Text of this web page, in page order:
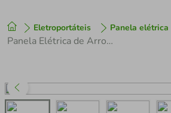
Eletroportáteis Panela elétrica
Panela Elétrica de Arroz Electrolux Efficient ERC20 por Rita Lobo com Trava de Segurança 3,5L Inox e Preta
1º tenis
perfume